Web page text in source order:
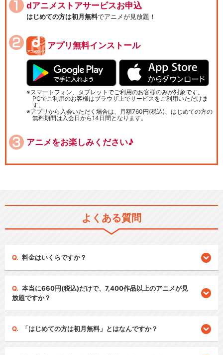
dアニメストアサービスお申込
はじめての方は初月無料でアニメが見放題！
アプリ無料インストール
スマートフォン、タブレットでご利用のお客様のみが対象です。
PCでご利用のお客様はブラウザ上でサービスをご利用いただけま
す。
アプリから入会いただく場合は、月額760円(税込)、はじめての方の
無料期間は入会日から14日間となります。
アニメをお楽しみください♪
よくある質問
料金はいくらですか？
本当に660円(税込)だけで、7,400作品以上のアニメが見
放題ですか？
「はじめての方は初月無料」とはなんですか？